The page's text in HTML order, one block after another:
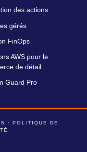
des actions
gérés
FinOps
AWS pour le
de détail
Guard Pro
· POLITIQUE DE